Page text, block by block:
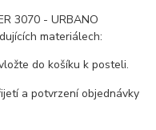
3070 - URBANO
materiálech:
do košíku k posteli.
a potvrzení objednávky